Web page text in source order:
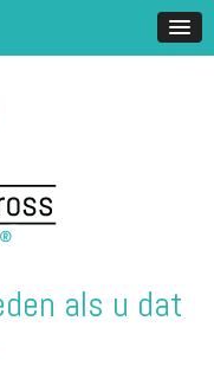
als u dat